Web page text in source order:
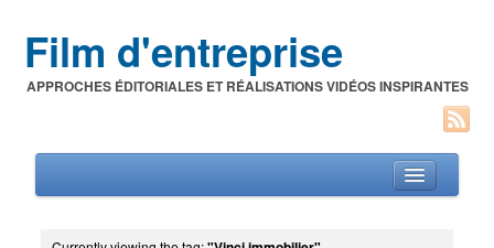
Film d'entreprise
APPROCHES ÉDITORIALES ET RÉALISATIONS VIDÉOS INSPIRANTES